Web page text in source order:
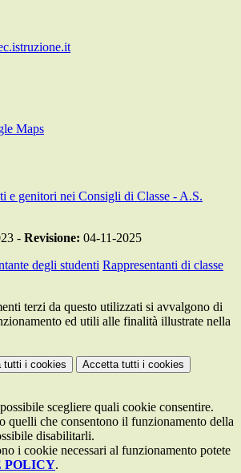
Maps
e genitori nei Consigli di Classe - A.S.
- Revisione: 04-11-2025
degli studenti Rappresentanti di classe
terzi da questo utilizzati si avvalgono di
ed utili alle finalità illustrate nella
tutti i cookies Accetta tutti i cookies
scegliere quali cookie consentire.
quelli che consentono il funzionamento della
disabilitarli.
i cookie necessari al funzionamento potete
POLICY.